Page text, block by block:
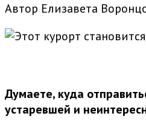
Автор Елизавета
Думаете, куда
устаревшей и